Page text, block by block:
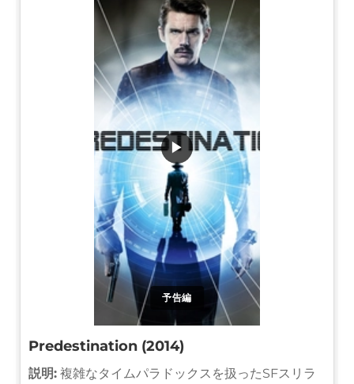
予告編
▶
Predestination (2014)
説明: 複雑なタイムパラドックスを扱ったSFスリラ